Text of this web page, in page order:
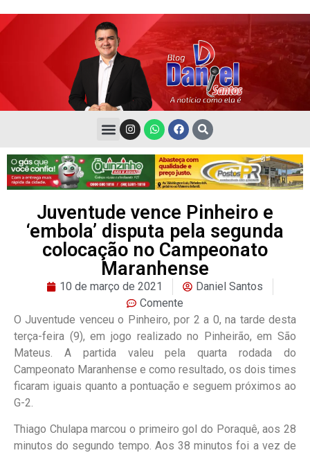
Juventude vence Pinheiro e
‘embola’ disputa pela segunda
colocação no Campeonato
Maranhense
10 de março de 2021
Daniel Santos
Comente
O Juventude venceu o Pinheiro, por 2 a 0, na tarde desta
terça-feira (9), em jogo realizado no Pinheirão, em São
Mateus. A partida valeu pela quarta rodada do
Campeonato Maranhense e como resultado, os dois times
ficaram iguais quanto a pontuação e seguem próximos ao
G-2.
Thiago Chulapa marcou o primeiro gol do Poraquê, aos 28
minutos do segundo tempo. Aos 38 minutos foi a vez de